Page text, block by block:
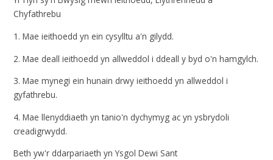
Chyfathrebu
1. Mae ieithoedd yn ein cysylltu a'n gilydd.
2. Mae deall ieithoedd yn allweddol i ddeall y byd o'n hamgylch.
3. Mae mynegi ein hunain drwy ieithoedd yn allweddol i
gyfathrebu.
4. Mae llenyddiaeth yn tanio'n dychymyg ac yn ysbrydoli
creadigrwydd.
Beth yw'r ddarpariaeth yn Ysgol Dewi Sant